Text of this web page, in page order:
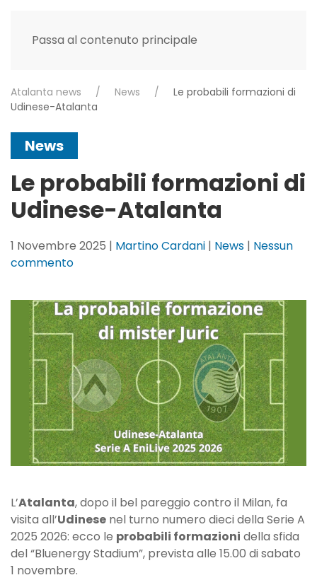
Passa al contenuto principale
Atalanta news News
Le probabili formazioni di
Udinese-Atalanta
News
Le probabili formazioni di
Udinese-Atalanta
1 Novembre 2025 | Martino Cardani | News | Nessun
commentosu
probabili
formazioni
di
Udinese-
Atalanta
L’Atalanta, dopo il bel pareggio contro il Milan, fa
visita all’Udinese nel turno numero dieci della Serie A
2025 2026: ecco le probabili formazioni della sfida
del “Bluenergy Stadium”, prevista alle 15.00 di sabato
1 novembre.